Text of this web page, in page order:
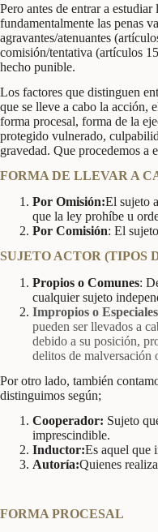
Pero antes de entrar a
fundamentalmente las penas
agravantes/atenuantes
comisión/tentativa (artículos
hecho punible.
Los factores que distinguen
que se lleve a cabo la acción,
forma procesal, forma de la
protegido vulnerado,
gravedad. Que procedemos a
FORMA DE LLEVAR A
Por Omisión:El sujeto
que la ley prohíbe u
Por Comisión: El
SUJETO ACTOR (TIPOS
Propios o Comunes:
cualquier sujeto
Impropios o Especiales
pueden ser llevados a
debido a su posición,
delitos de malversación
Por otro lado, también
distinguimos según;
Cooperador: Sujeto
imprescindible.
Inductor:Es aquel que
Autoría:Quienes
FORMA PROCESAL